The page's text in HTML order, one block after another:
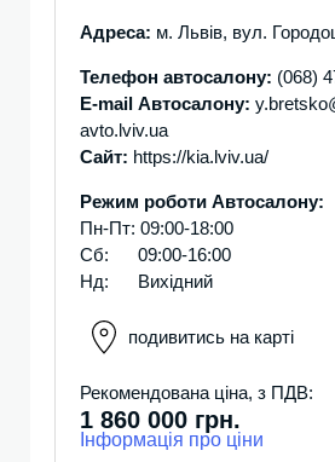
Адреса: м. Львів, вул.
Телефон автосалону: (068)
E-mail Автосалону:
avto.lviv.ua
Сайт: https://kia.lviv.ua/
Режим роботи Автосалону:
Пн-Пт: 09:00-18:00
Сб: 09:00-16:00
Нд: Вихідний
подивитись на карті
Рекомендована ціна, з ПДВ:
1 860 000 грн.
Інформація про ціни